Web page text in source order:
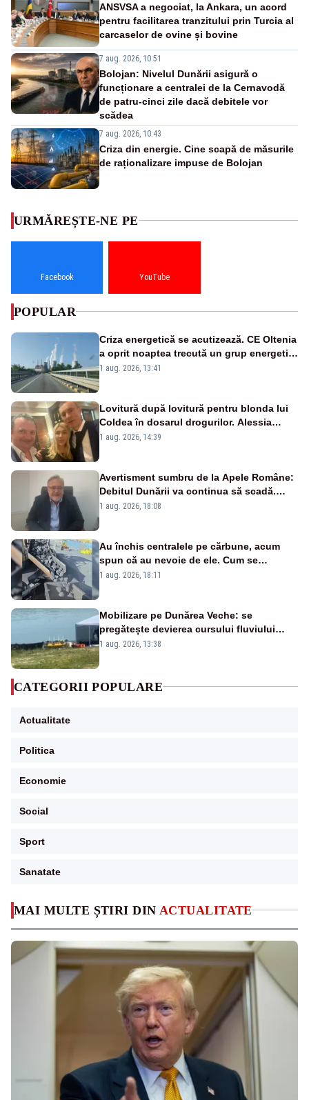
ANSVSA a negociat, la Ankara, un acord
pentru facilitarea tranzitului prin Turcia al
carcaselor de ovine și bovine
7 aug. 2026, 10:51
Bolojan: Nivelul Dunării asigură o
funcționare a centralei de la Cernavodă
de patru-cinci zile dacă debitele vor
scădea
7 aug. 2026, 10:43
Criza din energie. Cine scapă de măsurile
de raționalizare impuse de Bolojan
MAI MULTE ȘTIRI DIN ACTUALITATE
URMĂREȘTE-NE PE
Facebook YouTube
POPULAR
Criza energetică se acutizează. CE Oltenia
a oprit noaptea trecută un grup energetic
de la Rovinari
1 aug. 2026, 13:41
Lovitură după lovitură pentru blonda lui
Coldea în dosarul drogurilor. Alessia
Păcuraru explică decizia magistraților
1 aug. 2026, 14:39
Avertisment sumbru de la Apele Române:
Debitul Dunării va continua să scadă.
Cernavodă s-ar putea închide în 4 zile
1 aug. 2026, 18:08
Au închis centralele pe cărbune, acum
spun că au nevoie de ele. Cum se
pasează vina în plină criză energetică
1 aug. 2026, 18:11
Mobilizare pe Dunărea Veche: se
pregătește devierea cursului fluviului
către Cernavodă – VIDEO
1 aug. 2026, 13:38
CATEGORII POPULARE
Actualitate
Politica
Economie
Social
Sport
Sanatate